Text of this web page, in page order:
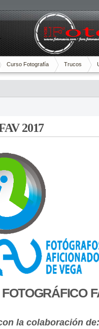
Curso Fotografía Trucos
2017
la colaboración